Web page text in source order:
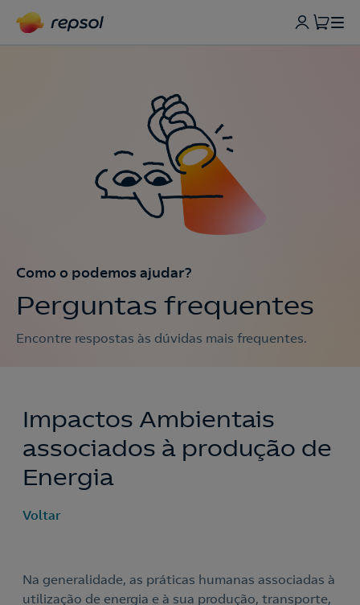
Como o podemos ajudar?
Perguntas frequentes
Encontre respostas às dúvidas mais frequentes.
Impactos Ambientais
associados à produção de
Energia
Voltar
Na generalidade, as práticas humanas associadas à
utilização de energia e à sua produção, transporte,